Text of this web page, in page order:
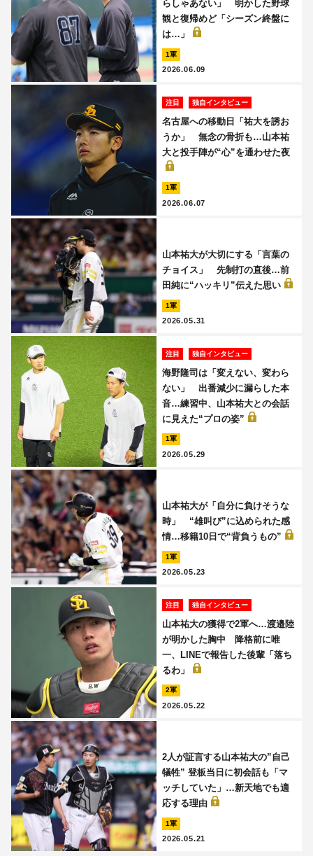
らしゃあない」 明かした野球
観と復帰めど「シーズン終盤に
は…」
1軍
2026.06.09
注目 独自インタビュー
名古屋への移動日「祐大を誘お
うか」 無念の骨折も…山本祐
大と投手陣が“心”を通わせた夜
1軍
2026.06.07
山本祐大が大切にする「言葉の
チョイス」 先制打の直後…前
田純に“ハッキリ”伝えた思い
1軍
2026.05.31
注目 独自インタビュー
海野隆司は「変えない、変わら
ない」 出番減少に漏らした本
音…練習中、山本祐大との会話
に見えた“プロの姿”
1軍
2026.05.29
山本祐大が「自分に負けそうな
時」 “雄叫び”に込められた感
情…移籍10日で“背負うもの”
1軍
2026.05.23
注目 独自インタビュー
山本祐大の獲得で2軍へ…渡邉陸
が明かした胸中 降格前に唯
一、LINEで報告した後輩「落ち
るわ」
2軍
2026.05.22
2人が証言する山本祐大の”自己
犠牲” 登板当日に初会話も「マ
ッチしていた」…新天地でも適
応する理由
1軍
2026.05.21